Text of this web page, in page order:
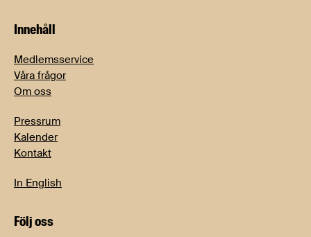
Innehåll
Medlemsservice
Våra frågor
Om oss
Pressrum
Kalender
Kontakt
In English
Följ oss